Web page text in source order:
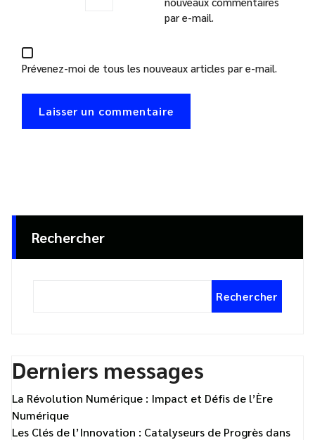
par e-mail.
Prévenez-moi de tous les nouveaux articles par e-mail.
Rechercher
Rechercher
Derniers messages
La Révolution Numérique : Impact et Défis de l’Ère
Numérique
Les Clés de l’Innovation : Catalyseurs de Progrès dans